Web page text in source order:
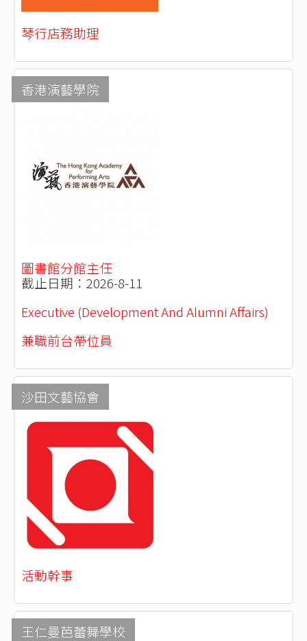
琴行店務助理
香港演藝學院
圖書館分館主任
截止日期：2026-8-11
Executive (Development And Alumni Affairs)
兼職前台帶位員
沙田文藝協會
活動幹事
王仁曼芭蕾舞學校